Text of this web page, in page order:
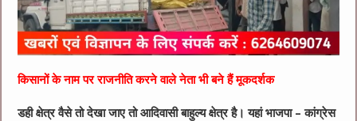
किसानों के नाम पर राजनीति करने वाले नेता भी बने हैं मूकदर्शक
डही क्षेत्र वैसे तो देखा जाए तो आदिवासी बाहुल्य क्षेत्र है। यहां भाजपा – कांग्रेस